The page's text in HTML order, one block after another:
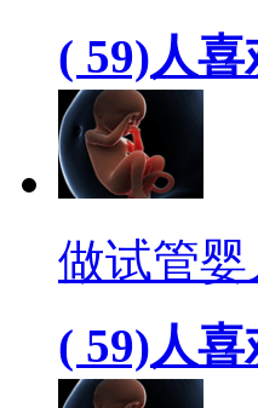
( 59)人喜
做试管
( 59)人喜